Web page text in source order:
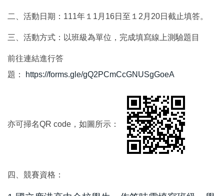
二、活動日期：111年１1月16日至１2月20日截止填答。
三、活動方式：以班級為單位，完成填寫線上測驗題目
前往連結進行答
題：
https://forms.gle/gQ2PCmCcGNUSgGoeA
亦可掃名QR code，如圖所示：
四、競賽資格：